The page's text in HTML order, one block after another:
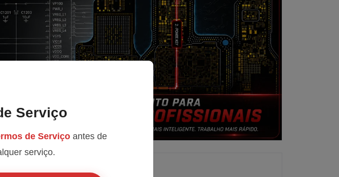
Serviço
de Serviço antes de
serviço.